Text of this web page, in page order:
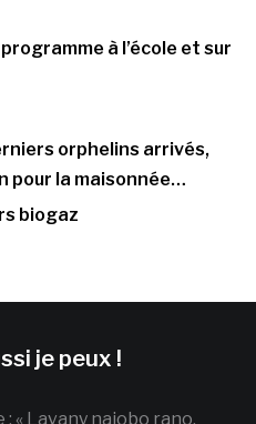
à l’école et sur
orphelins arrivés,
pour la maisonnée…
biogaz
je peux !
« Lavany najobo rano,